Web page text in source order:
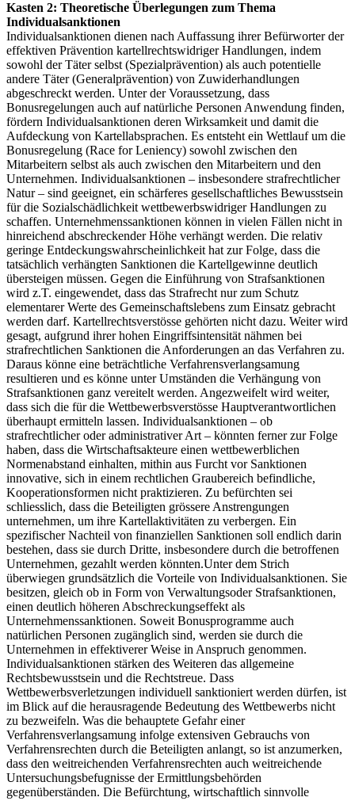
Kasten 2: Theoretische Überlegungen zum Thema
Individualsanktionen
Individualsanktionen dienen nach Auffassung ihrer Befürworter der
effektiven Prävention kartellrechtswidriger Handlungen, indem
sowohl der Täter selbst (Spezialprävention) als auch potentielle
andere Täter (Generalprävention) von Zuwiderhandlungen
abgeschreckt werden. Unter der Voraussetzung, dass
Bonusregelungen auch auf natürliche Personen Anwendung finden,
fördern Individualsanktionen deren Wirksamkeit und damit die
Aufdeckung von Kartellabsprachen. Es entsteht ein Wettlauf um die
Bonusregelung (Race for Leniency) sowohl zwischen den
Mitarbeitern selbst als auch zwischen den Mitarbeitern und den
Unternehmen. Individualsanktionen – insbesondere strafrechtlicher
Natur – sind geeignet, ein schärferes gesellschaftliches Bewusstsein
für die Sozialschädlichkeit wettbewerbswidriger Handlungen zu
schaffen. Unternehmenssanktionen können in vielen Fällen nicht in
hinreichend abschreckender Höhe verhängt werden. Die relativ
geringe Entdeckungswahrscheinlichkeit hat zur Folge, dass die
tatsächlich verhängten Sanktionen die Kartellgewinne deutlich
übersteigen müssen. Gegen die Einführung von Strafsanktionen
wird z.T. eingewendet, dass das Strafrecht nur zum Schutz
elementarer Werte des Gemeinschaftslebens zum Einsatz gebracht
werden darf. Kartellrechtsverstösse gehörten nicht dazu. Weiter wird
gesagt, aufgrund ihrer hohen Eingriffsintensität nähmen bei
strafrechtlichen Sanktionen die Anforderungen an das Verfahren zu.
Daraus könne eine beträchtliche Verfahrensverlangsamung
resultieren und es könne unter Umständen die Verhängung von
Strafsanktionen ganz vereitelt werden. Angezweifelt wird weiter,
dass sich die für die Wettbewerbsverstösse Hauptverantwortlichen
überhaupt ermitteln lassen. Individualsanktionen – ob
strafrechtlicher oder administrativer Art – könnten ferner zur Folge
haben, dass die Wirtschaftsakteure einen wettbewerblichen
Normenabstand einhalten, mithin aus Furcht vor Sanktionen
innovative, sich in einem rechtlichen Graubereich befindliche,
Kooperationsformen nicht praktizieren. Zu befürchten sei
schliesslich, dass die Beteiligten grössere Anstrengungen
unternehmen, um ihre Kartellaktivitäten zu verbergen. Ein
spezifischer Nachteil von finanziellen Sanktionen soll endlich darin
bestehen, dass sie durch Dritte, insbesondere durch die betroffenen
Unternehmen, gezahlt werden könnten.Unter dem Strich
überwiegen grundsätzlich die Vorteile von Individualsanktionen. Sie
besitzen, gleich ob in Form von Verwaltungsoder Strafsanktionen,
einen deutlich höheren Abschreckungseffekt als
Unternehmenssanktionen. Soweit Bonusprogramme auch
natürlichen Personen zugänglich sind, werden sie durch die
Unternehmen in effektiverer Weise in Anspruch genommen.
Individualsanktionen stärken des Weiteren das allgemeine
Rechtsbewusstsein und die Rechtstreue. Dass
Wettbewerbsverletzungen individuell sanktioniert werden dürfen, ist
im Blick auf die herausragende Bedeutung des Wettbewerbs nicht
zu bezweifeln. Was die behauptete Gefahr einer
Verfahrensverlangsamung infolge extensiven Gebrauchs von
Verfahrensrechten durch die Beteiligten anlangt, so ist anzumerken,
dass den weitreichenden Verfahrensrechten auch weitreichende
Untersuchungsbefugnisse der Ermittlungsbehörden
gegenüberständen. Die Befürchtung, wirtschaftlich sinnvolle